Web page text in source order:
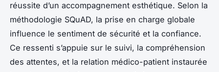
réussite d’un accompagnement esthétique. Selon la
méthodologie SQuAD, la prise en charge globale
influence le sentiment de sécurité et la confiance.
Ce ressenti s’appuie sur le suivi, la compréhension
des attentes, et la relation médico-patient instaurée